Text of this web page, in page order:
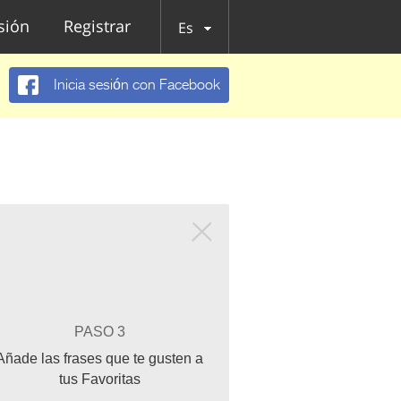
Registrar Es
Inicia sesión con Facebook
PASO 3
las frases que te gusten a
tus Favoritas